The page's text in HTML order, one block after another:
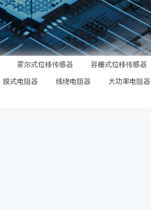
霍尔式位移传感器 容栅式位移传感器
膜式电阻器 线绕电阻器 大功率电阻器